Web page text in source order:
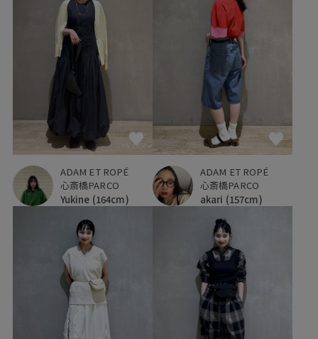
ADAM ET ROPÉ
心斎橋PARCO
Yukine (164cm)
ADAM ET ROPÉ
心斎橋PARCO
akari (157cm)